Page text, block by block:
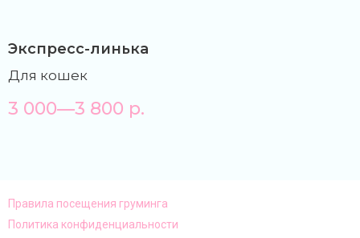
Экспресс-линька
Для кошек
3 000—3 800 р.
Правила посещения груминга
Политика конфиденциальности